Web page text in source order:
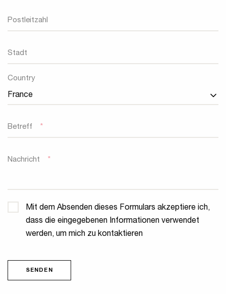
Postleitzahl
Stadt
Land
Country
Betreff *
Nachricht *
Privatsphäre *
Mit dem Absenden dieses Formulars akzeptiere ich,
dass die eingegebenen Informationen verwendet
werden, um mich zu kontaktieren
SENDEN